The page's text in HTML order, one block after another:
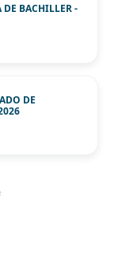
BACHILLER -
DE